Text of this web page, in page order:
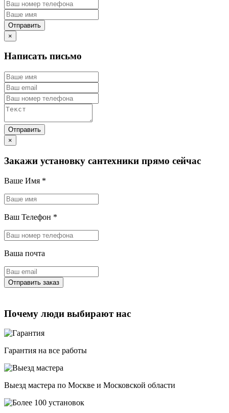
×
Написать письмо
×
Закажи установку сантехники прямо сейчас
Ваше Имя *
Ваш Телефон *
Ваша почта
Почему люди выбирают нас
Гарантия на все работы
Выезд мастера по Москве и Московской области